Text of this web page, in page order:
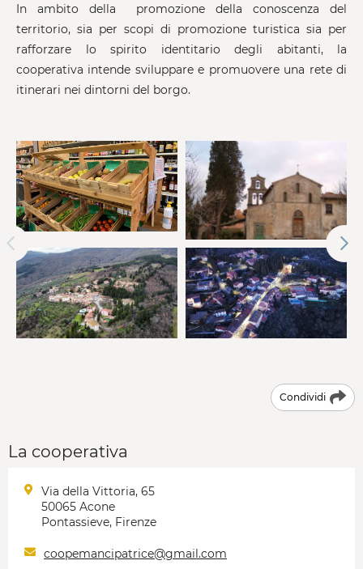
In ambito della promozione della conoscenza del
territorio, sia per scopi di promozione turistica sia per
rafforzare lo spirito identitario degli abitanti, la
cooperativa intende sviluppare e promuovere una rete di
itinerari nei dintorni del borgo.
Condividi
La cooperativa
Via della Vittoria, 65
50065 Acone
Pontassieve, Firenze
coopemancipatrice@gmail.com